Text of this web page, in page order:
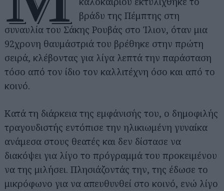
βράδυ της Πέμπτης στη
συναυλία του Σάκης Ρουβάς στο Ίλιον, όταν μια
92χρονη θαυμάστριά του βρέθηκε στην πρώτη
σειρά, κλέβοντας για λίγα λεπτά την παράσταση
τόσο από τον ίδιο τον καλλιτέχνη όσο και από το
κοινό.
Κατά τη διάρκεια της εμφάνισής του, ο δημοφιλής
τραγουδιστής εντόπισε την ηλικιωμένη γυναίκα
ανάμεσα στους θεατές και δεν δίστασε να
διακόψει για λίγο το πρόγραμμά του προκειμένου
να της μιλήσει. Πλησιάζοντάς την, της έδωσε το
μικρόφωνο για να απευθυνθεί στο κοινό, ενώ λίγο